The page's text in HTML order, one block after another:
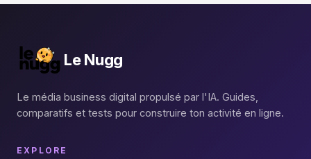
Le Nugg
Le média business digital propulsé par l'IA. Guides,
comparatifs et tests pour construire ton activité en ligne.
EXPLORE